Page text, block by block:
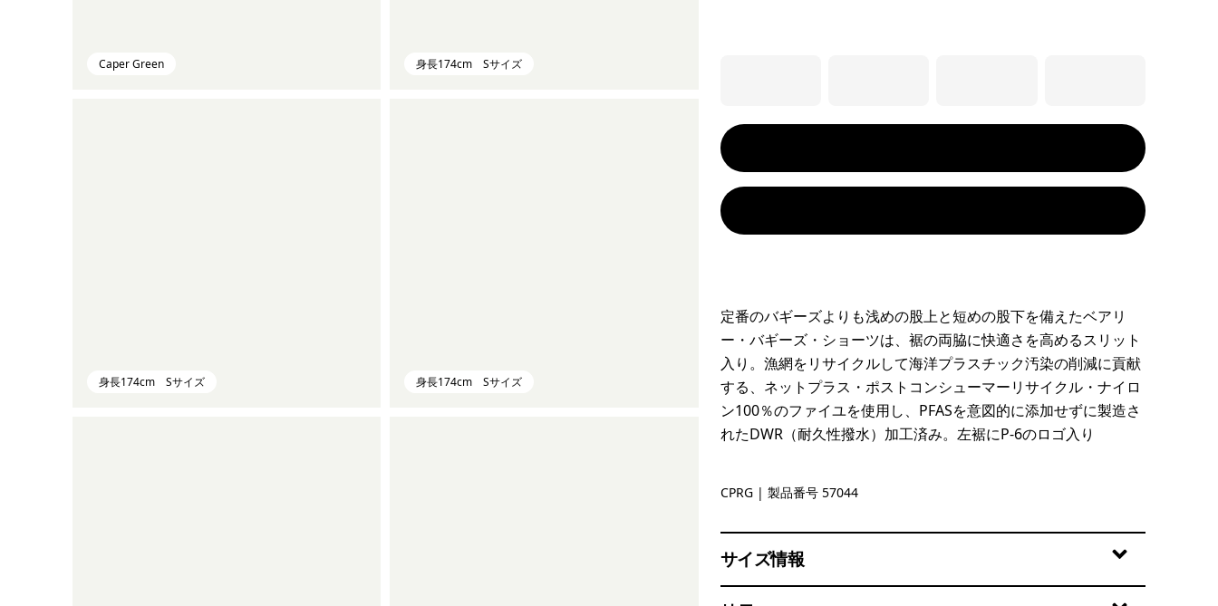
Caper Green 身長174cm Sサイズ
身長174cm Sサイズ 身長174cm Sサイズ
定番のバギーズよりも浅めの股上と短めの股下を備えたベアリ
ー・バギーズ・ショーツは、裾の両脇に快適さを高めるスリット
入り。漁網をリサイクルして海洋プラスチック汚染の削減に貢献
する、ネットプラス・ポストコンシューマーリサイクル・ナイロ
ン100％のファイユを使用し、PFASを意図的に添加せずに製造さ
れたDWR（耐久性撥水）加工済み。左裾にP-6のロゴ入り
Caper Green
CPRG | 製品番号 57044
サイズ情報